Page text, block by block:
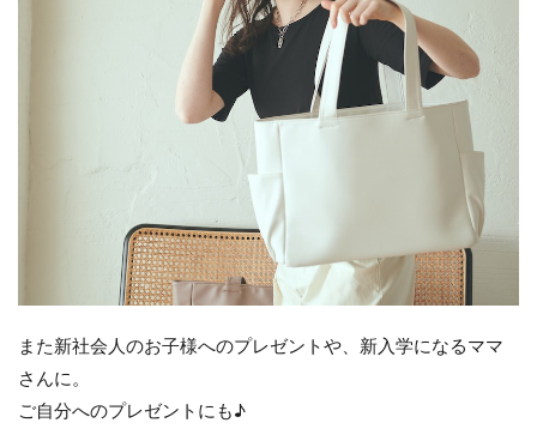
また新社会人のお子様へのプレゼントや、新入学になるママ
さんに。
ご自分へのプレゼントにも♪